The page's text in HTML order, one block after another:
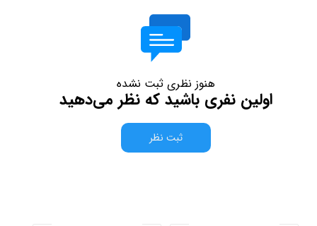
هنوز نظری ثبت نشده
اولین نفری باشید که نظر می‌دهید
ثبت نظر